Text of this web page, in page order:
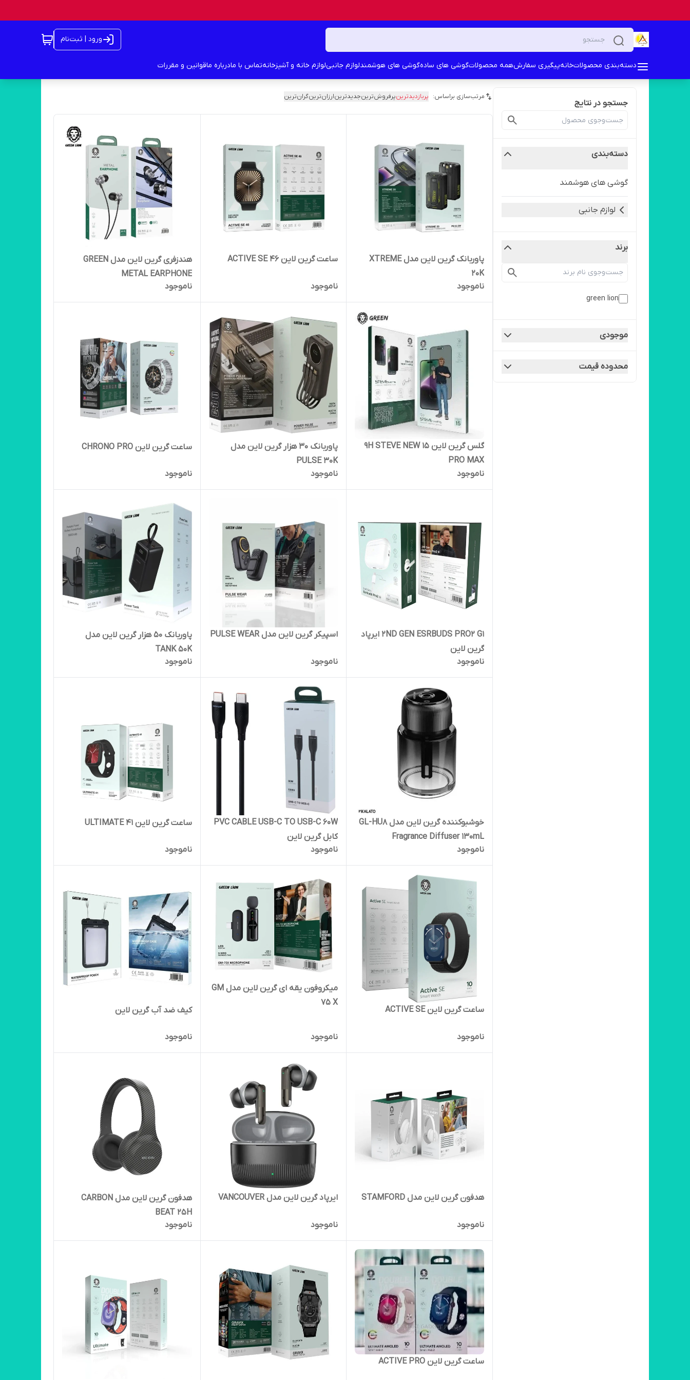
ورود | ثبت‌نام
دسته‌بندی محصولاتخانهپیگیری سفارشهمه محصولاتگوشی های سادهگوشی های هوشمندلوازم جانبیلوازم خانه و آشپزخانهتماس با مادرباره ماقوانین و مقررات
جستجو در نتایج
دسته‌بندی
گوشی های هوشمند
لوازم جانبی
برند
green lion
موجودی
محدوده قیمت
مرتب‌سازی براساس: پربازدیدترینپرفروش‌ترینجدیدترینارزان‌ترینگران‌ترین
پاوربانک گرین لاین مدل XTREME
20K
ناموجود
ساعت گرین لاین ACTIVE SE 46
ناموجود
هندزفری گرین لاین مدل GREEN
METAL EARPHONE
ناموجود
گلس گرین لاین 9H STEVE NEW 15
PRO MAX
ناموجود
پاوربانک ۳۰ هزار گرین لاین مدل
PULSE 30K
ناموجود
ساعت گرین لاین CHRONO PRO
ناموجود
2ND GEN ESRBUDS PRO2 G1 ایرپاد
گرین لاین
ناموجود
اسپیکر گرین لاین مدل PULSE WEAR
ناموجود
پاوربانک ۵۰ هزار گرین لاین مدل
TANK 50K
ناموجود
خوشبوکننده گرین لاین مدل GL-HU8
Fragrance Diffuser 130mL
ناموجود
PVC CABLE USB-C TO USB-C 60W
کابل گرین لاین
ناموجود
ساعت گرین لاین ULTIMATE 41
ناموجود
ساعت گرین لاین ACTIVE SE
ناموجود
میکروفون یقه ای گرین لاین مدل GM
75 X
ناموجود
کیف ضد آب گرین لاین
ناموجود
هدفون گرین لاین مدل STAMFORD
ناموجود
ایرپاد گرین لاین مدل VANCOUVER
ناموجود
هدفون گرین لاین مدل CARBON
BEAT 25H
ناموجود
ساعت گرین لاین ACTIVE PRO